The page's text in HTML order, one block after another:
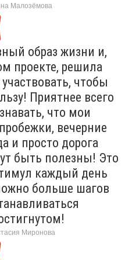
Малозёмова
образ жизни и,
проекте, решила
чтобы
Приятнее всего
что мои
вечерние
и просто дорога
быть полезны! Это
каждый день
больше шагов
Миронова